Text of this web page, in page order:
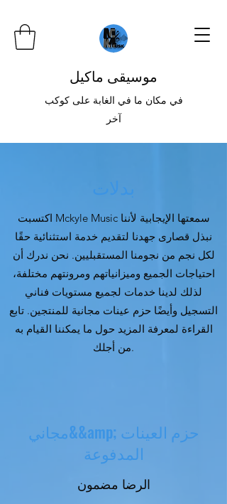
موسيقى ماكيل
في مكان ما في الغابة على كوكب
آخر
بدلات
اكتسبت Mckyle Music سمعتها الإيجابية لأننا
نبذل قصارى جهدنا لتقديم خدمة استثنائية حقًا
لكل نجم من نجومنا المستقبليين. نحن ندرك أن
احتياجات الجميع وميزانياتهم ومرونتهم مختلفة،
لذلك لدينا خدمات لجميع مستويات فناني
التسجيل وأيضًا حزم عينات مجانية للمنتجين. تابع
القراءة لمعرفة المزيد حول ما يمكننا القيام به
من أجلك.
مجاني&&amp; حزم العينات
المدفوعة
الرضا مضمون